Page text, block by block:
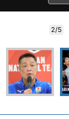
2/5